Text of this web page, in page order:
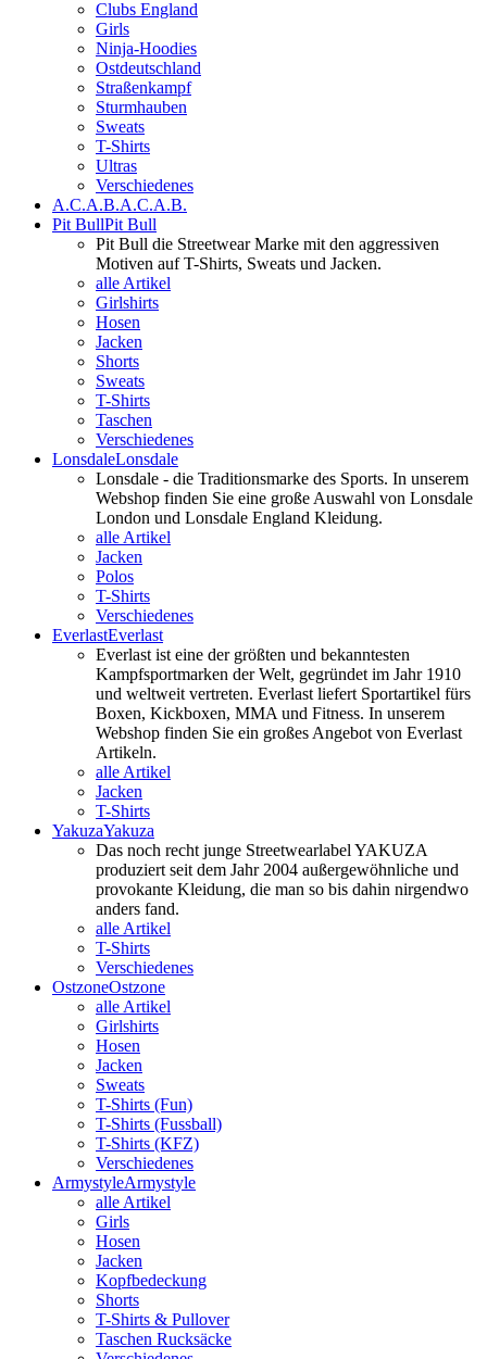
Clubs England
Girls
Ninja-Hoodies
Ostdeutschland
Straßenkampf
Sturmhauben
Sweats
T-Shirts
Ultras
Verschiedenes
A.C.A.B.A.C.A.B.
Pit BullPit Bull
Pit Bull die Streetwear Marke mit den aggressiven
Motiven auf T-Shirts, Sweats und Jacken.
alle Artikel
Girlshirts
Hosen
Jacken
Shorts
Sweats
T-Shirts
Taschen
Verschiedenes
LonsdaleLonsdale
Lonsdale - die Traditionsmarke des Sports. In unserem
Webshop finden Sie eine große Auswahl von Lonsdale
London und Lonsdale England Kleidung.
alle Artikel
Jacken
Polos
T-Shirts
Verschiedenes
EverlastEverlast
Everlast ist eine der größten und bekanntesten
Kampfsportmarken der Welt, gegründet im Jahr 1910
und weltweit vertreten. Everlast liefert Sportartikel fürs
Boxen, Kickboxen, MMA und Fitness. In unserem
Webshop finden Sie ein großes Angebot von Everlast
Artikeln.
alle Artikel
Jacken
T-Shirts
YakuzaYakuza
Das noch recht junge Streetwearlabel YAKUZA
produziert seit dem Jahr 2004 außergewöhnliche und
provokante Kleidung, die man so bis dahin nirgendwo
anders fand.
alle Artikel
T-Shirts
Verschiedenes
OstzoneOstzone
alle Artikel
Girlshirts
Hosen
Jacken
Sweats
T-Shirts (Fun)
T-Shirts (Fussball)
T-Shirts (KFZ)
Verschiedenes
ArmystyleArmystyle
alle Artikel
Girls
Hosen
Jacken
Kopfbedeckung
Shorts
T-Shirts & Pullover
Taschen Rucksäcke